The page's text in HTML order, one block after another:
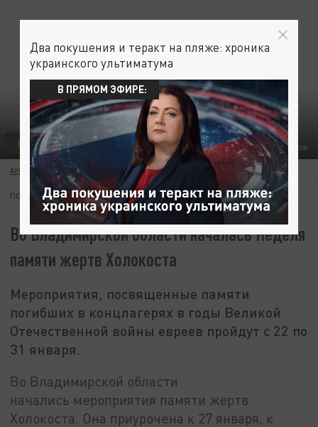
MFA RUSSIA/VIA GLOBALLOOKPRESS.COM
ОБЩЕСТВО
АННА ДЕКТЯРЁВА 22 ЯНВАРЯ 20:17
ПОДПИШИТЕСЬ:
Во Владимирской области началась Неделя
памяти жертв Холокоста
Мероприятия, посвященные памяти
погибших в концлагерях в годы Великой
Отечественной войны евреев пройдут с 22 по
31 января.
Во Владимирской области
начались мероприятия памяти жертв
Холокоста. Она приурочена к 27 января, к
Два покушения и теракт на пляже: хроника
украинского ультиматума
В ПРЯМОМ ЭФИРЕ: